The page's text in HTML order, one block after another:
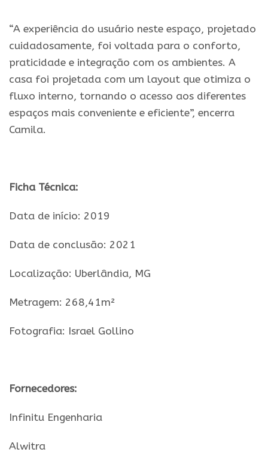
“A experiência do usuário neste espaço, projetado
cuidadosamente, foi voltada para o conforto,
praticidade e integração com os ambientes. A
casa foi projetada com um layout que otimiza o
fluxo interno, tornando o acesso aos diferentes
espaços mais conveniente e eficiente”, encerra
Camila.
Ficha Técnica:
Data de início: 2019
Data de conclusão: 2021
Localização: Uberlândia, MG
Metragem: 268,41m²
Fotografia: Israel Gollino
Fornecedores:
Infinitu Engenharia
Alwitra